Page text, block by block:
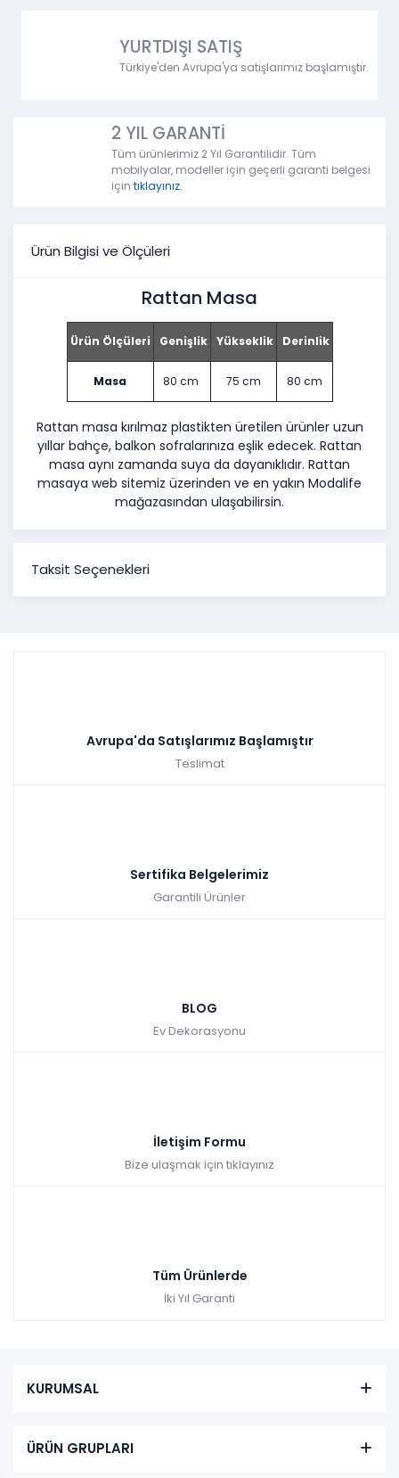
YURTDIŞI SATIŞ
Türkiye'den Avrupa'ya satışlarımız başlamıştır.
2 YIL GARANTİ
Tüm ürünlerimiz 2 Yıl Garantilidir. Tüm
mobilyalar, modeller için geçerli garanti belgesi
için tıklayınız.
Ürün Bilgisi ve Ölçüleri
Rattan Masa
Ürün Ölçüleri Genişlik Yükseklik Derinlik
Masa 80 cm 75 cm 80 cm
Rattan masa kırılmaz plastikten üretilen ürünler uzun
yıllar bahçe, balkon sofralarınıza eşlik edecek. Rattan
masa aynı zamanda suya da dayanıklıdır. Rattan
masaya web sitemiz üzerinden ve en yakın Modalife
mağazasından ulaşabilirsin.
Taksit Seçenekleri
Avrupa'da Satışlarımız Başlamıştır
Teslimat
Sertifika Belgelerimiz
Garantili Ürünler
BLOG
Ev Dekorasyonu
İletişim Formu
Bize ulaşmak için tıklayınız
Tüm Ürünlerde
İki Yıl Garanti
KURUMSAL
ÜRÜN GRUPLARI